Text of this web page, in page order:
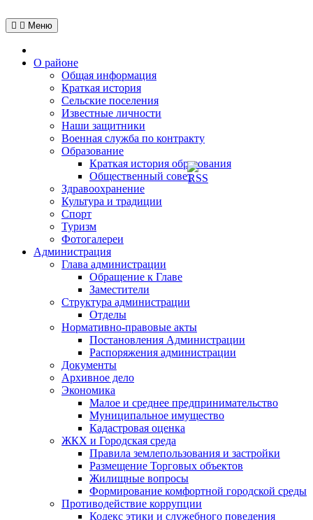
к
содержимому
Меню
О районе
Общая информация
Краткая история
Сельские поселения
Известные личности
Наши защитники
Военная служба по контракту
Образование
Краткая история образования
Общественный совет
Здравоохранение
Культура и традиции
Спорт
Туризм
Фотогалереи
Администрация
Глава администрации
Обращение к Главе
Заместители
Структура администрации
Отделы
Нормативно-правовые акты
Постановления Администрации
Распоряжения администрации
Документы
Архивное дело
Экономика
Малое и среднее предпринимательство
Муниципальное имущество
Кадастровая оценка
ЖКХ и Городская среда
Правила землепользования и застройки
Размещение Торговых объектов
Жилищные вопросы
Формирование комфортной городской среды
Противодействие коррупции
Кодекс этики и служебного поведения